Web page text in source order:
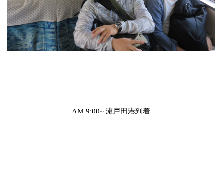
AM 9:00~ 瀬戸田港到着